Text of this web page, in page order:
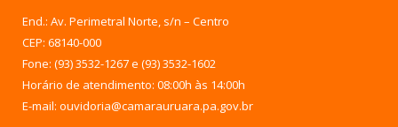
End.: Av. Perimetral Norte, s/n – Centro
CEP: 68140-000
Fone: (93) 3532-1267 e (93) 3532-1602
Horário de atendimento: 08:00h às 14:00h
E-mail: ouvidoria@camarauruara.pa.gov.br